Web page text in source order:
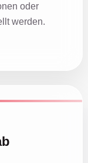
oder
werden.